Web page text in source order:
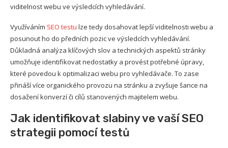
viditelnost webu ve výsledcích vyhledávání.
Využíváním SEO testu lze tedy dosahovat lepší viditelnosti webu a
posunout ho do předních pozic ve výsledcích vyhledávání.
Důkladná analýza klíčových slov a technických aspektů stránky
umožňuje identifikovat nedostatky a provést potřebné úpravy,
které povedou k optimalizaci webu pro vyhledávače. To zase
přináší více organického provozu na stránku a zvyšuje šance na
dosažení konverzí či cílů stanovených majitelem webu.
Jak identifikovat slabiny ve vaší SEO
strategii pomocí testů